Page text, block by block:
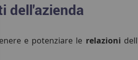
dell'azienda
e potenziare le relazioni